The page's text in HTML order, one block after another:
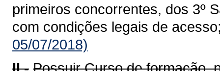
primeiros concorrentes, dos 3º
com condições legais de
05/07/2018)
II - Possuir Curso de formação,